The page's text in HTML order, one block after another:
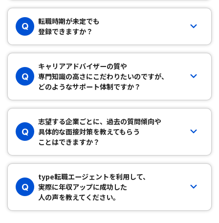
Q
転職時期が未定でも
登録できますか？
Q
キャリアアドバイザーの質や
専門知識の高さにこだわりたいのですが、
どのようなサポート体制ですか？
Q
志望する企業ごとに、過去の質問傾向や
具体的な面接対策を教えてもらう
ことはできますか？
Q
type転職エージェントを利用して、
実際に年収アップに成功した
人の声を教えてください。